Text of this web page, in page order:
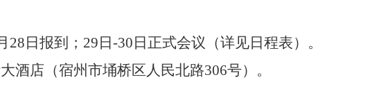
28 日报到； 29 日 -30 日正式会议（详见日程表）。
酒店（宿州市埇桥区人民北路306号）。